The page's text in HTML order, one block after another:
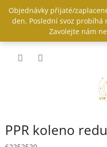
obsah
Objednávky přijaté/
den. Poslední svoz probíhá
Zavolejte nám
PPR koleno